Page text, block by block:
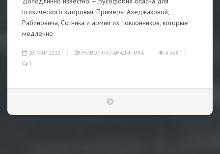
психического здоровья. Примеры Ахеджаковой,
Рабиновича, Сотника и армии их поклонников, которые
медленно
10-МАР-2018 НОВОСТИ / АНАЛИТИКА
4 536
1